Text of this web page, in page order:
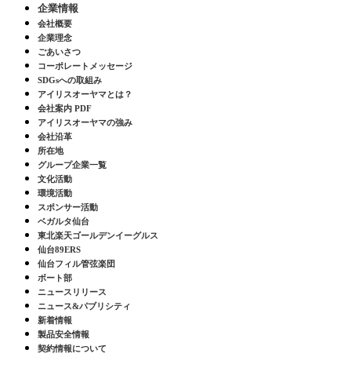
企業情報
会社概要
企業理念
ごあいさつ
コーポレートメッセージ
SDGsへの取組み
アイリスオーヤマとは？
会社案内 PDF
アイリスオーヤマの強み
会社沿革
所在地
グループ企業一覧
文化活動
環境活動
スポンサー活動
ベガルタ仙台
東北楽天ゴールデンイーグルス
仙台89ERS
仙台フィル管弦楽団
ボート部
ニュースリリース
ニュース&パブリシティ
新着情報
製品安全情報
契約情報について